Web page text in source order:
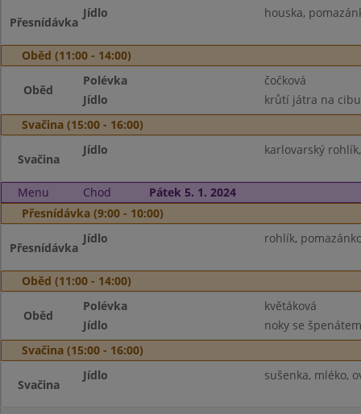
Přesnídávka
Jídlo houska,
Oběd (11:00 - 14:00)
Oběd
Polévka
čočková
Jídlo
krůtí játra na
Svačina (15:00 - 16:00)
Svačina
Jídlo karlovarský
Menu Chod
Pátek 5. 1. 2024
Přesnídávka (9:00 - 10:00)
Přesnídávka
Jídlo rohlík,
Oběd (11:00 - 14:00)
Oběd
Polévka
květáková
Jídlo
noky se
Svačina (15:00 - 16:00)
Svačina
Jídlo sušenka, mléko,